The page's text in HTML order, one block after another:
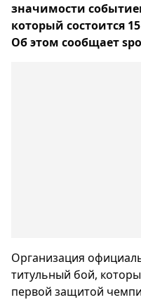
значимости
который состоится
Об этом сообщает
Организация
титульный бой,
первой защитой